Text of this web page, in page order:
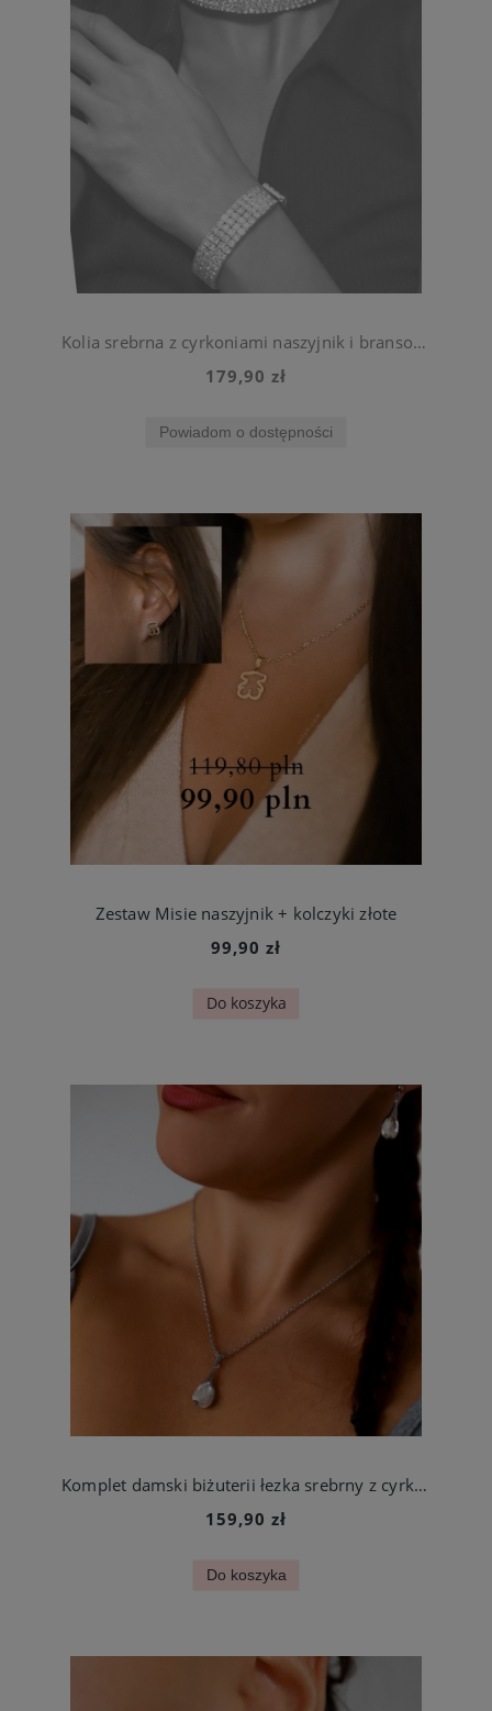
Kolia srebrna z cyrkoniami naszyjnik i bransoletka do sukienki
179,90 zł
Powiadom o dostępności
Zestaw Misie naszyjnik + kolczyki złote
99,90 zł
Do koszyka
Komplet damski biżuterii łezka srebrny z cyrkoniami stal jubilerska
159,90 zł
Do koszyka